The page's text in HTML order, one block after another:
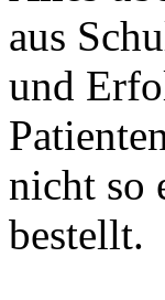
aus
und
nicht so
bestellt.